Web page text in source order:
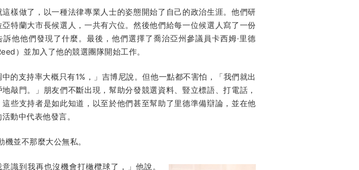
這樣做了，以一種法律專業人士的姿態開始了自己的政治生涯。他們研
亞特蘭大市長候選人，一共有六位。然後他們給每一位候選人寫了一份
訴他他們發現了什麼。最後，他們選擇了喬治亞州參議員卡西姆·里德
）並加入了他的競選團隊開始工作。
中的支持率大概只有1%，」吉博尼說。但他一點都不害怕，「我們就出
敲門。」朋友們不斷出現，幫助分發競選資料、豎立標語、打電話，
這些支持者是如此知道，以至於他們甚至幫助了里德準備辯論，並在他
動中代表他發言。
並不那麼大公無私。
識到我再也沒機會打橄欖球了，」他說。